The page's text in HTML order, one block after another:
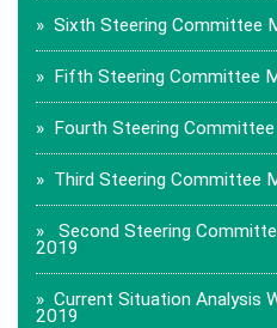
» Sixth Steering Committee
» Fifth Steering Committee
» Fourth Steering
» Third Steering Committee
» Second Steering
2019
» Current Situation Analysis
2019